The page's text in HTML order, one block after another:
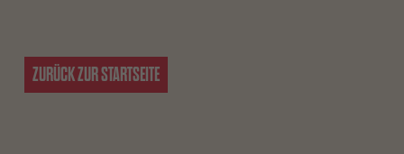
ZURÜCK ZUR STARTSEITE